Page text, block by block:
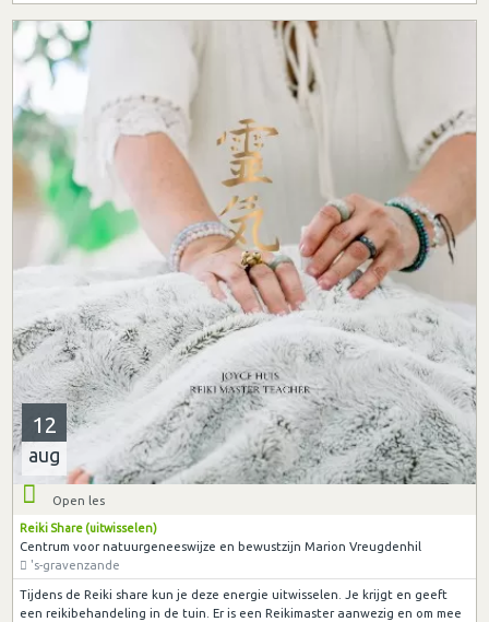
12
aug
Open les
Reiki Share (uitwisselen)
Centrum voor natuurgeneeswijze en bewustzijn Marion Vreugdenhil
's-gravenzande
Tijdens de Reiki share kun je deze energie uitwisselen. Je krijgt en geeft
een reikibehandeling in de tuin. Er is een Reikimaster aanwezig en om mee